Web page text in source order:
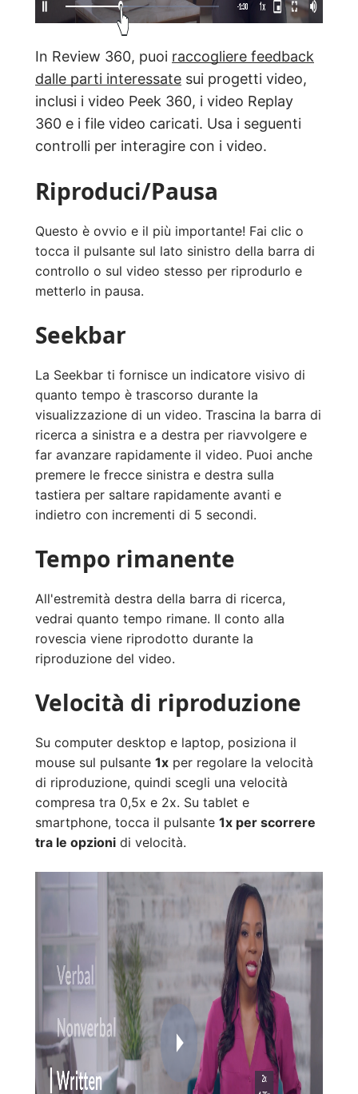
In Review 360, puoi raccogliere feedback
dalle parti interessate sui progetti video,
inclusi i video Peek 360, i video Replay
360 e i file video caricati. Usa i seguenti
controlli per interagire con i video.
Riproduci/Pausa
Questo è ovvio e il più importante! Fai clic o
tocca il pulsante sul lato sinistro della barra di
controllo o sul video stesso per riprodurlo e
metterlo in pausa.
Seekbar
La Seekbar ti fornisce un indicatore visivo di
quanto tempo è trascorso durante la
visualizzazione di un video. Trascina la barra di
ricerca a sinistra e a destra per riavvolgere e
far avanzare rapidamente il video. Puoi anche
premere le frecce sinistra e destra sulla
tastiera per saltare rapidamente avanti e
indietro con incrementi di 5 secondi.
Tempo rimanente
All'estremità destra della barra di ricerca,
vedrai quanto tempo rimane. Il conto alla
rovescia viene riprodotto durante la
riproduzione del video.
Velocità di riproduzione
Su computer desktop e laptop, posiziona il
mouse sul pulsante 1x per regolare la velocità
di riproduzione, quindi scegli una velocità
compresa tra 0,5x e 2x. Su tablet e
smartphone, tocca il pulsante 1x per scorrere
tra le opzioni di velocità.